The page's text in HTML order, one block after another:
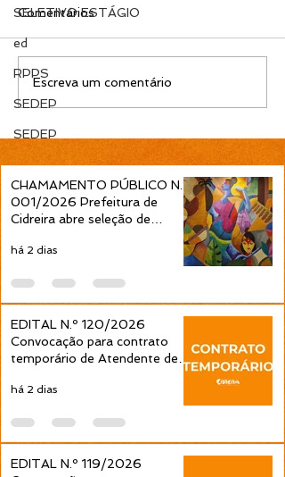
SELETIVO ESTÁGIO
ed
RPPS
SEDEP
SEDEP
EDITAL N.º 119/2026
Convocação para
Professor Ensino
Séries é publicada pela
Prefeitura de Cidreira
Comentários
Escreva um comentário
CHAMAMENTO PÚBLICO N.º
001/2026 Prefeitura de
Cidreira abre seleção de
projetos culturais pela Política
Nacional Aldir Blanc
há 2 dias
EDITAL N.º 120/2026
Convocação para contrato
temporário de Atendente de
pela Prefeitura de Cidreira
há 2 dias
EDITAL N.º 119/2026